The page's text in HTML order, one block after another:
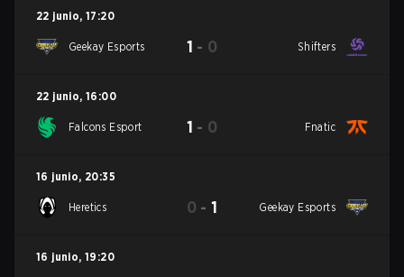
22 junio, 17:20
Geekay Esports 1 - 0 Shifters
22 junio, 16:00
Falcons Esport 1 - 0 Fnatic
16 junio, 20:35
Heretics 0 -1 Geekay Esports
16 junio, 19:20